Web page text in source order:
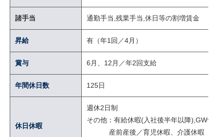
諸手当 通勤手当,残業手当,休日等の割増賃金
昇給 有（年1回／4月）
賞与 6月、12月／年2回支給
年間休日数 125日
休日休暇
週休2日制
その他：有給休暇(入社後半年以降),GW
産前産後／育児休暇、介護休暇